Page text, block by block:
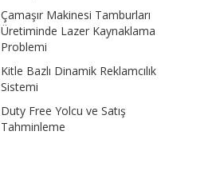
Çamaşır Makinesi Tamburları
Üretiminde Lazer Kaynaklama
Problemi
Kitle Bazlı Dinamik Reklamcılık
Sistemi
Duty Free Yolcu ve Satış
Tahminleme